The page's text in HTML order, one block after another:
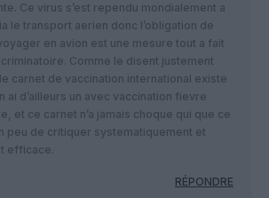
Ce virus s’est rependu mondialement a
le transport aerien donc l’obligation de
en avion est une mesure tout a fait
Comme le disent justement
carnet de vaccination international existe
ai d’ailleurs un avec vaccination fievre
et ce carnet n’a jamais choque qui que ce
peu de critiquer systematiquement et
efficace.
RÉPONDRE